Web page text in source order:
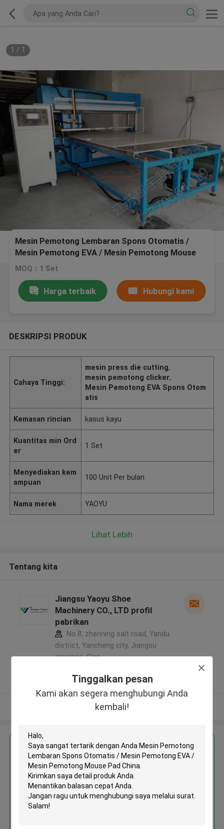
Tinggalkan pesan
Kami akan segera menghubungi Anda
kembali!
1 / 1
Mesin Pemotong Lembaran Spons Otomatis /
Mesin Pemotong EVA / Mesin Pemotong Mouse
Pad China
MOQ：1 Set
Harga terbaik Hubungi kami
DESKRIPSI PRODUK
Cahaya Tinggi:
mesin press die cutting,
mesin pemotong clicker,
Mesin Pemotong EVA Spons Otom
atis
Kemasan rincian kasus kayu
Kuantitas min Ord
er
1 Set
Menyediakan kem
ampuan
100 Unit Per bulan
Nama merek YAOYU
Lihat Lebih
Tentang kita
Jiangsu Yaoyu Shoe
Machinery CO., LTD profil
pabrikan
No.8, zhenning salt road, Yandu
district, Yancheng city, Jiangsu
province ,Cina
Diverifikasi pemasok
Lihat Lebih
Dapatkan Harga Terbaik untuk
Mesin Pemotong Lembaran
Spons Otomatis / Mesin
Pemotong EVA / Mesin